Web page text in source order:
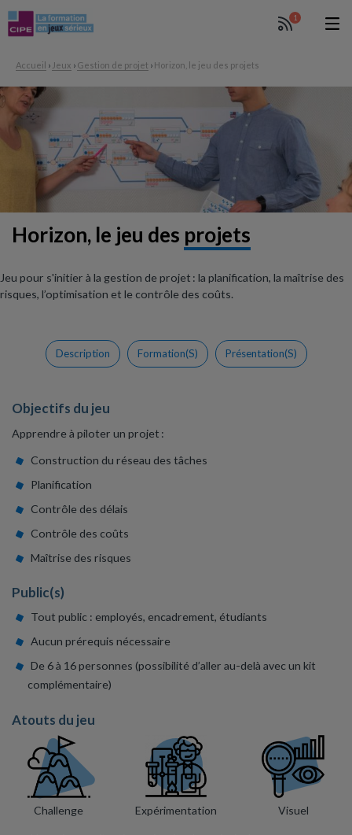
1
Accueil › Jeux › Gestion de projet › Horizon, le jeu des projets
Horizon, le jeu des projets
Jeu pour s'initier à la gestion de projet : la planification, la maîtrise des
risques, l’optimisation et le contrôle des coûts.
Description Formation(s) Présentation(s)
Objectifs du jeu
Apprendre à piloter un projet :
Construction du réseau des tâches
Planification
Contrôle des délais
Contrôle des coûts
Maîtrise des risques
Public(s)
Tout public : employés, encadrement, étudiants
Aucun prérequis nécessaire
De 6 à 16 personnes (possibilité d’aller au-delà avec un kit
complémentaire)
Atouts du jeu
Challenge Expérimentation Visuel